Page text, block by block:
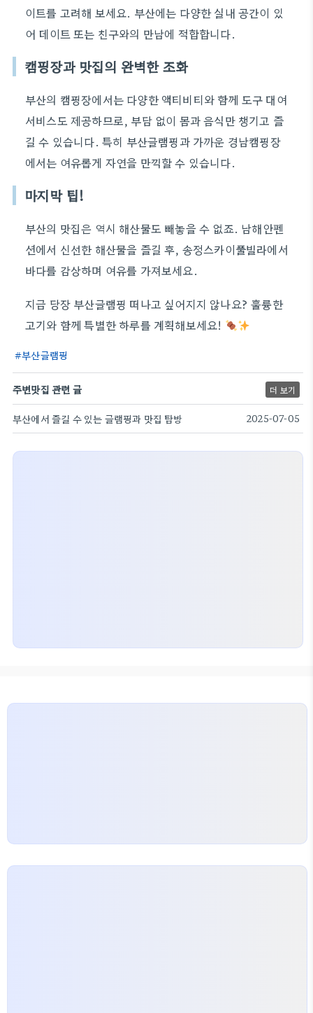
이트를 고려해 보세요. 부산에는 다양한 실내 공간이 있
어 데이트 또는 친구와의 만남에 적합합니다.
캠핑장과 맛집의 완벽한 조화
부산의 캠핑장에서는 다양한 액티비티와 함께 도구 대여
서비스도 제공하므로, 부담 없이 몸과 음식만 챙기고 즐
길 수 있습니다. 특히 부산글램핑과 가까운 경남캠핑장
에서는 여유롭게 자연을 만끽할 수 있습니다.
마지막 팁!
부산의 맛집은 역시 해산물도 빼놓을 수 없죠. 남해안펜
션에서 신선한 해산물을 즐길 후, 송정스카이풀빌라에서
바다를 감상하며 여유를 가져보세요.
지금 당장 부산글램핑 떠나고 싶어지지 않나요? 훌륭한
고기와 함께 특별한 하루를 계획해보세요!
부산글램핑
주변맛집 관련 글 더 보기
부산에서 즐길 수 있는 글램핑과 맛집 탐방 2025-07-05